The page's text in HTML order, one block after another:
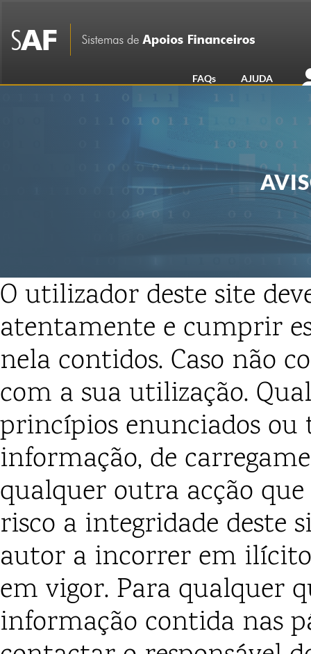
FAQs AJUDA
O utilizador deste site
atentamente e cumprir
nela contidos. Caso não
com a sua utilização.
princípios enunciados ou
informação, de
qualquer outra acção
risco a integridade deste
autor a incorrer em
em vigor. Para qualquer
informação contida nas